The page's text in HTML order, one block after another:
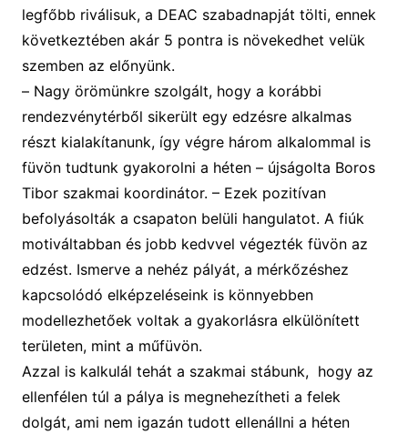
legfőbb riválisuk, a DEAC szabadnapját tölti, ennek
következtében akár 5 pontra is növekedhet velük
szemben az előnyünk.
– Nagy örömünkre szolgált, hogy a korábbi
rendezvénytérből sikerült egy edzésre alkalmas
részt kialakítanunk, így végre három alkalommal is
füvön tudtunk gyakorolni a héten – újságolta Boros
Tibor szakmai koordinátor. – Ezek pozitívan
befolyásolták a csapaton belüli hangulatot. A fiúk
motiváltabban és jobb kedvvel végezték füvönaz
edzést. Ismerve a nehéz pályát, a mérkőzéshez
kapcsolódó elképzeléseink iskönnyebben
modellezhetőek voltak a gyakorlásra elkülönített
területen, mint a műfüvön.
Azzal is kalkulál tehát a szakmai stábunk, hogy az
ellenfélen túl a pálya is megnehezítheti a felek
dolgát, ami nem igazán tudott ellenállni a héten